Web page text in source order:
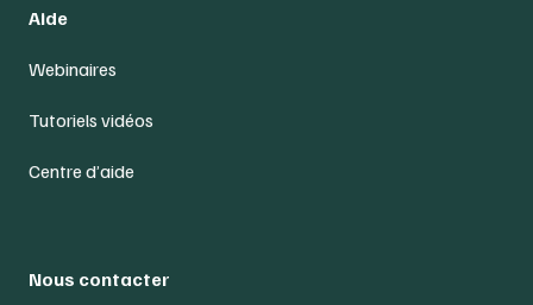
Aide
Webinaires
Tutoriels vidéos
Centre d’aide
Nous contacter